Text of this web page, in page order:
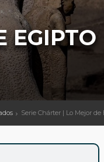
EGIPTO
Serie Chárter | Lo Mejor